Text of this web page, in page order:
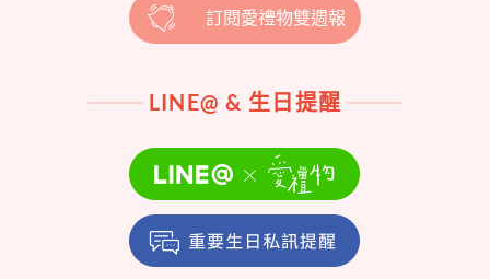
訂閱愛禮物雙週報
LINE@ & 生日提醒